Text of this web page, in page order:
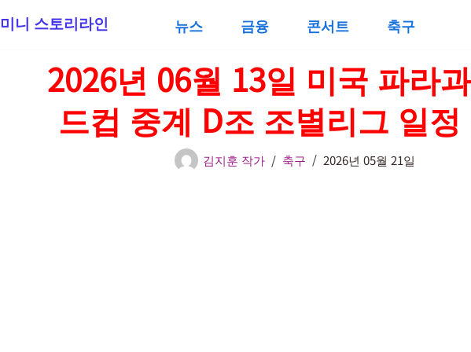
미니 스토리라인 뉴스 금융 콘서트 축구
2026년 06월 13일 미국 파라
드컵 중계 D조 조별리그 일정
김지훈 작가 축구 2026년 05월 21일